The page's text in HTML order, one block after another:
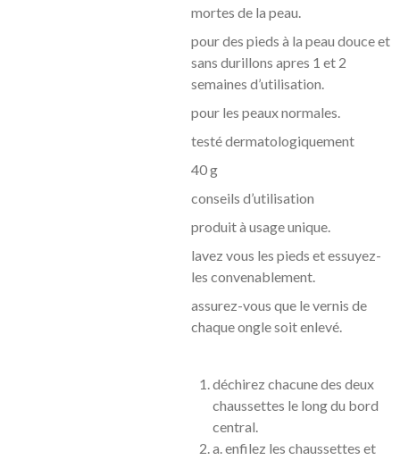
mortes de la peau.
pour des pieds à la peau douce et
sans durillons apres 1 et 2
semaines d’utilisation.
pour les peaux normales.
testé dermatologiquement
40 g
conseils d’utilisation
produit à usage unique.
lavez vous les pieds et essuyez-
les convenablement.
assurez-vous que le vernis de
chaque ongle soit enlevé.
déchirez chacune des deux
chaussettes le long du bord
central.
a. enfilez les chaussettes et